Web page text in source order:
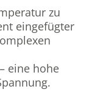
zu
eingefügter
eine hohe